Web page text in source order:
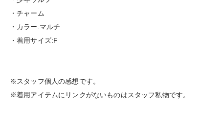
・チャーム
・カラー:マルチ
・着用サイズ:F
※スタッフ個人の感想です。
※着用アイテムにリンクがないものはスタッフ私物です。